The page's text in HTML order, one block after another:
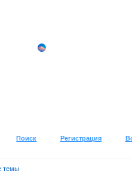
Поиск Регистрация
темы